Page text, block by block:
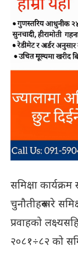
समिक्षा
चुनौतीहरूबारे
प्रवाहको
२०८१÷८२ को